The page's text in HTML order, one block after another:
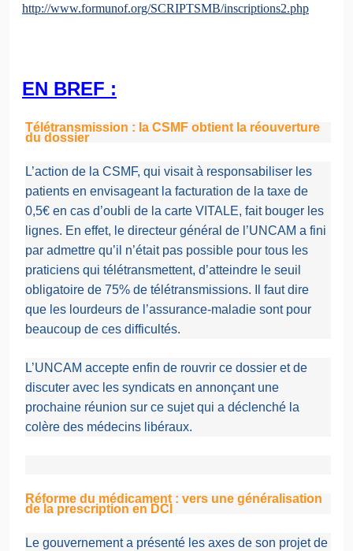
http://www.formunof.org/SCRIPTSMB/inscriptions2.php
EN BREF :
Télétransmission : la CSMF obtient la réouverture
du dossier
L’action de la CSMF, qui visait à responsabiliser les
patients en envisageant la facturation de la taxe de
0,5€ en cas d’oubli de la carte VITALE, fait bouger les
lignes. En effet, le directeur général de l’UNCAM a fini
par admettre qu’il n’était pas possible pour tous les
praticiens qui télétransmettent, d’atteindre le seuil
obligatoire de 75% de télétransmissions. Il faut dire
que les lourdeurs de l’assurance-maladie sont pour
beaucoup de ces difficultés.
L’UNCAM accepte enfin de rouvrir ce dossier et de
discuter avec les syndicats en annonçant une
prochaine réunion sur ce sujet qui a déclenché la
colère des médecins libéraux.
Réforme du médicament : vers une généralisation
de la prescription en DCI
Le gouvernement a présenté les axes de son projet de